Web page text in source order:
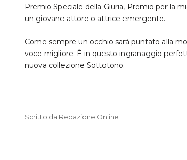
Premio Speciale della Giuria, Premio per la
un giovane attore o attrice emergente.
Come sempre un occhio sarà puntato alla
voce migliore. È in questo ingranaggio
nuova collezione Sottotono.
Scritto da Redazione Online